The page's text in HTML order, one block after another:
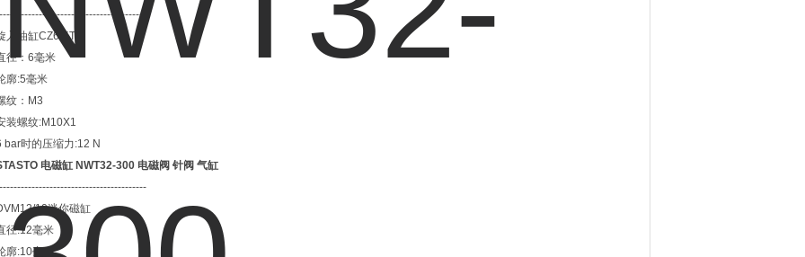
入油缸CZ6-5T
径：6毫米
廓:5毫米
纹：M3
装螺纹:M10X1
bar时的压缩力:12 N
电磁缸 NWT32-300 电磁阀 针阀 气缸
10迷你磁缸
径:12毫米
廓:10毫米